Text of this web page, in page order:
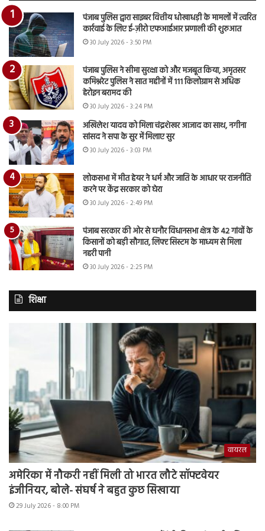
पंजाब पुलिस द्वारा साइबर वित्तीय धोखाधड़ी के मामलों में त्वरित
कार्रवाई के लिए ई-ज़ीरो एफआईआर प्रणाली की शुरुआत
30 July 2026 - 3:50 PM
पंजाब पुलिस ने सीमा सुरक्षा को और मजबूत किया, अमृतसर
कमिश्नरेट पुलिस ने सात महीनों में 111 किलोग्राम से अधिक
हेरोइन बरामद की
30 July 2026 - 3:24 PM
अखिलेश यादव को मिला चंद्रशेखर आजाद का साथ, नगीना
सांसद ने सपा के सुर में मिलाए सुर
30 July 2026 - 3:03 PM
लोकसभा में मीत हेयर ने धर्म और जाति के आधार पर राजनीति
करने पर केंद्र सरकार को घेरा
30 July 2026 - 2:49 PM
पंजाब सरकार की ओर से घनौर विधानसभा क्षेत्र के 42 गांवों के
किसानों को बड़ी सौगात, लिफ्ट सिस्टम के माध्यम से मिला
नहरी पानी
30 July 2026 - 2:25 PM
शिक्षा
वायरल
अमेरिका में नौकरी नहीं मिली तो भारत लौटे सॉफ्टवेयर
इंजीनियर, बोले- संघर्ष ने बहुत कुछ सिखाया
29 July 2026 - 8:00 PM